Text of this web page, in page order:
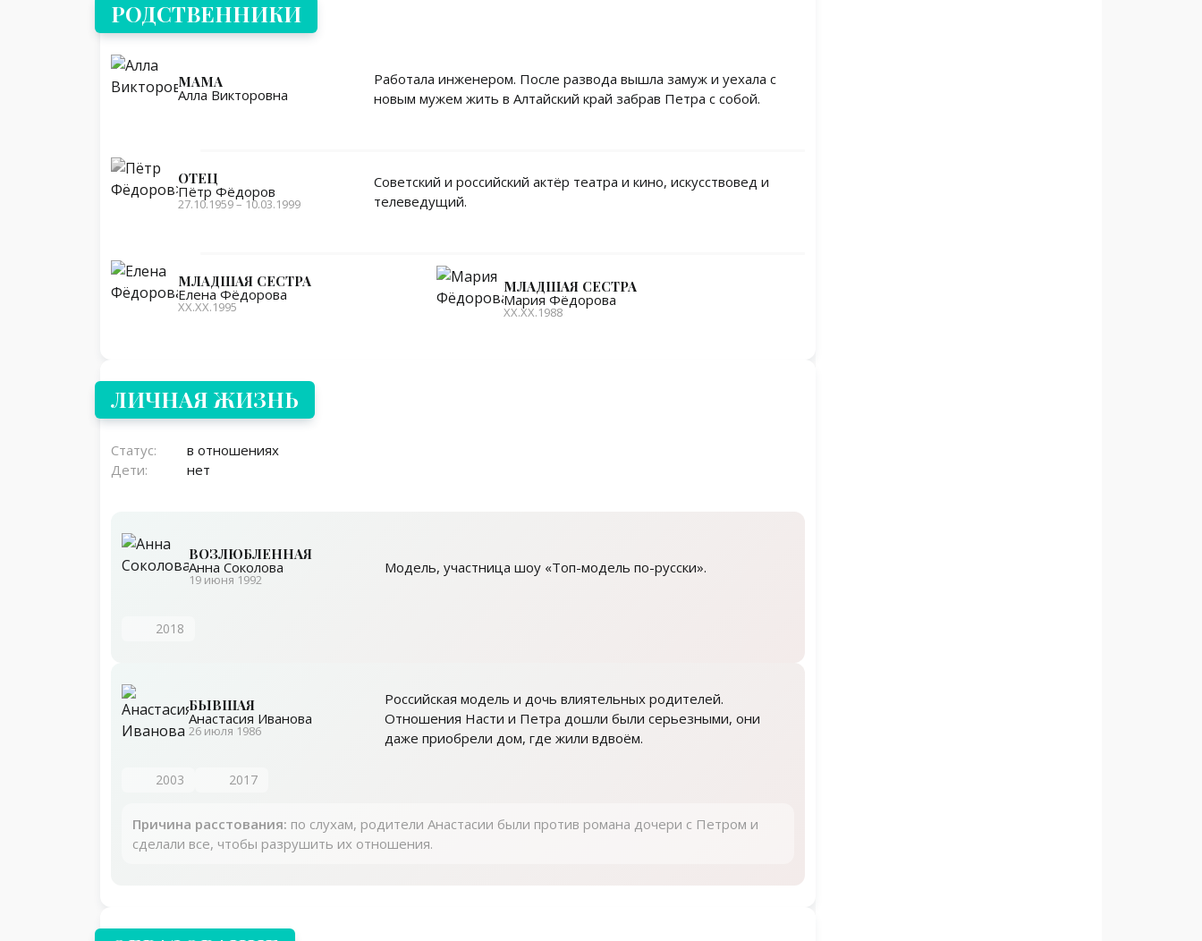
РОДСТВЕННИКИ
МАМА
Алла Викторовна
Работала инженером. После развода вышла замуж и уехала с
новым мужем жить в Алтайский край забрав Петра с собой.
ОТЕЦ
Пётр Фёдоров
27.10.1959 – 10.03.1999
Советский и российский актёр театра и кино, искусствовед и
телеведущий.
МЛАДШАЯ СЕСТРА
Елена Фёдорова
XX.XX.1995
МЛАДШАЯ СЕСТРА
Мария Фёдорова
XX.XX.1988
ЛИЧНАЯ ЖИЗНЬ
Статус:
в отношениях
Дети:
нет
ВОЗЛЮБЛЕННАЯ
Анна Соколова
19 июня 1992
Модель, участница шоу «Топ-модель по-русски».
2018
БЫВШАЯ
Анастасия Иванова
26 июля 1986
Российская модель и дочь влиятельных родителей.
Отношения Насти и Петра дошли были серьезными, они
даже приобрели дом, где жили вдвоём.
2003 2017
Причина расстования: по слухам, родители Анастасии были против романа дочери с Петром и
сделали все, чтобы разрушить их отношения.